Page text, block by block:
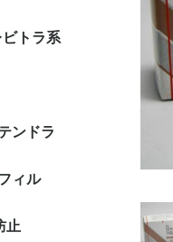
トラ系
ンドラ
ィル
止